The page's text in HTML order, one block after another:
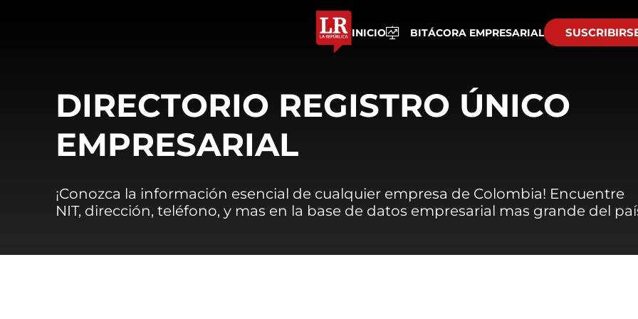
INICIO BITÁCORA EMPRESARIAL
DIRECTORIO REGISTRO ÚNICO
EMPRESARIAL
¡Conozca la información esencial de cualquier empresa de Colombia! Encuentre
NIT, dirección, teléfono, y mas en la base de datos empresarial mas grande del